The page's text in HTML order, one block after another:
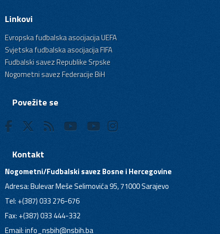
Linkovi
Evropska fudbalska asocijacija UEFA
Svjetska fudbalska asocijacija FIFA
Fudbalski savez Republike Srpske
Nogometni savez Federacije BiH
Povežite se
Kontakt
Nogometni/Fudbalski savez Bosne i Hercegovine
Adresa: Bulevar Meše Selimovića 95, 71000 Sarajevo
Tel: +(387) 033 276-676
Fax: +(387) 033 444-332
Email:info_nsbih@nsbih.ba